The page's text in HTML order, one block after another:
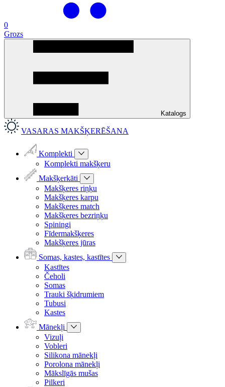
0
Grozs
Katalogs
VASARAS MAKŠĶERĒŠANA
Komplekti
Komplekti makšķeru
Makšķerkāti
Makšķeres riņķu
Makšķeres karpu
Makšķeres match
Makšķeres bezriņķu
Spiningi
Fīdermakšķeres
Makšķeres jūras
Somas, kastes, kastītes
Kastītes
Čeholi
Somas
Trauki šķidrumiem
Tubusi
Kastes
Mānekļi
Vizuļi
Vobleri
Silikona mānekļi
Porolona mānekļi
Mākslīgās mušas
Pilkeri